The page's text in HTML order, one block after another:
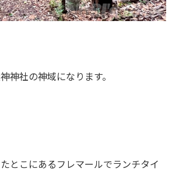
神社の神域になります。
とこにあるフレマールでランチタイ